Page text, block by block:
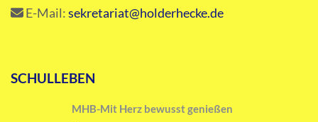
E-Mail:sekretariat@holderhecke.de
SCHULLEBEN
MHB-Mit Herz bewusst genießen